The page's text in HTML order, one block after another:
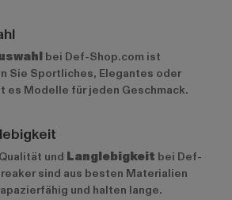
bei Def-Shop.com ist
Sie Sportliches, Elegantes oder
es Modelle für jeden Geschmack.
und Langlebigkeit bei Def-
sind aus besten Materialien
und halten lange.